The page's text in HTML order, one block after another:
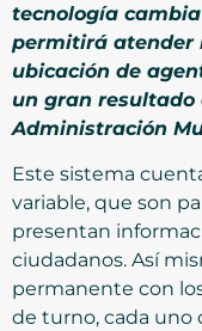
tecnología
permitirá atender
ubicación de
un gran
Administración
Este sistema
variable, que son
presentan
ciudadanos. Así
permanente con
de turno, cada uno